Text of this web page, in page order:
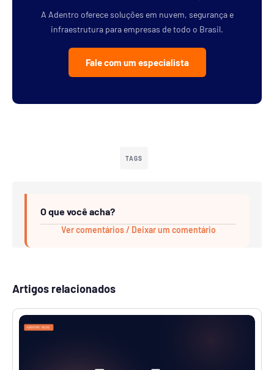
A Adentro oferece soluções em nuvem, segurança e
infraestrutura para empresas de todo o Brasil.
Fale com um especialista
TAGS
O que você acha?
Ver comentários / Deixar um comentário
Artigos relacionados